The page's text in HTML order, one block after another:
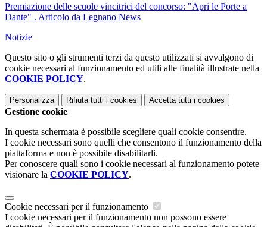
Premiazione delle scuole vincitrici del concorso: "Apri le Porte a
Dante" . Articolo da Legnano News
Notizie
Questo sito o gli strumenti terzi da questo utilizzati si avvalgono di
cookie necessari al funzionamento ed utili alle finalità illustrate nella
COOKIE POLICY.
Personalizza Rifiuta tutti i cookies Accetta tutti i cookies
Gestione cookie
In questa schermata è possibile scegliere quali cookie consentire.
I cookie necessari sono quelli che consentono il funzionamento della
piattaforma e non è possibile disabilitarli.
Per conoscere quali sono i cookie necessari al funzionamento potete
visionare la COOKIE POLICY.
Cookie necessari per il funzionamento
I cookie necessari per il funzionamento non possono essere